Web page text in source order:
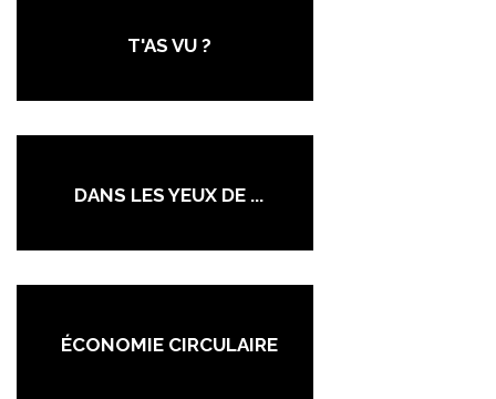
T'AS VU ?
DANS LES YEUX DE ...
ÉCONOMIE CIRCULAIRE